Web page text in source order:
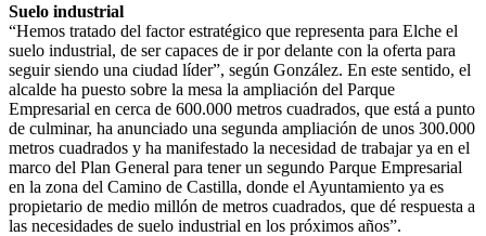
Suelo industrial
“Hemos tratado del factor estratégico que representa para Elche el
suelo industrial, de ser capaces de ir por delante con la oferta para
seguir siendo una ciudad líder”, según González. En este sentido, el
alcalde ha puesto sobre la mesa la ampliación del Parque
Empresarial en cerca de 600.000 metros cuadrados, que está a punto
de culminar, ha anunciado una segunda ampliación de unos 300.000
metros cuadrados y ha manifestado la necesidad de trabajar ya en el
marco del Plan General para tener un segundo Parque Empresarial
en la zona del Camino de Castilla, donde el Ayuntamiento ya es
propietario de medio millón de metros cuadrados, que dé respuesta a
las necesidades de suelo industrial en los próximos años”.